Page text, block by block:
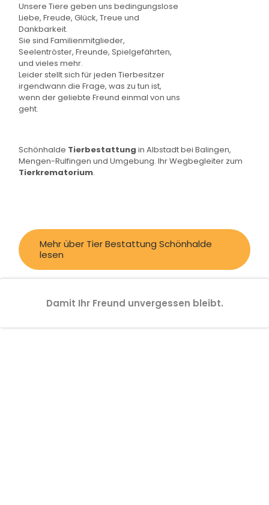
Unsere Tiere geben uns bedingungslose
Liebe, Freude, Glück, Treue und
Dankbarkeit.
Sie sind Familienmitglieder,
Seelentröster, Freunde, Spielgefährten,
und vieles mehr.
Leider stellt sich für jeden Tierbesitzer
irgendwann die Frage, was zu tun ist,
wenn der geliebte Freund einmal von uns
geht.
Schönhalde Tierbestattung in Albstadt bei Balingen,
Mengen-Rulfingen und Umgebung. Ihr Wegbegleiter zum
Tierkrematorium.
Mehr über Tier Bestattung Schönhalde
lesen
Damit Ihr Freund unvergessen bleibt.